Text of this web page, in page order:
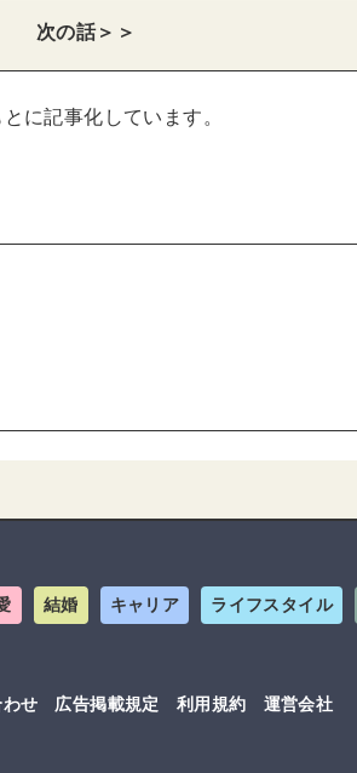
次の話＞＞
に記事化しています。
結婚 キャリア ライフスタイル
せ 広告掲載規定 利用規約 運営会社